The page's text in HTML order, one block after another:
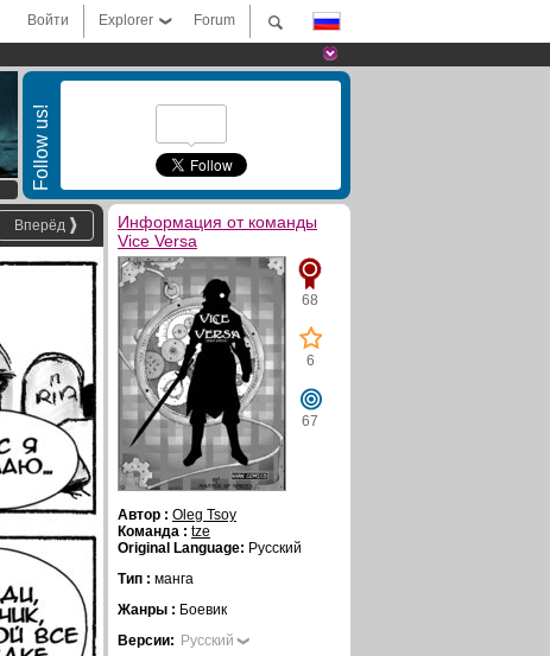
Forum
Explorer
Войти
Follow us!
Вперёд
Информация от команды
Vice Versa
68
6
67
Автор : Oleg Tsoy
Команда : tze
Original Language: Русский
Тип : манга
Жанры : Боевик
Версии: Русский